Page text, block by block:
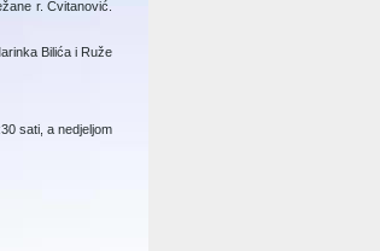
r. Cvitanović.
Bilića i Ruže
sati, a nedjeljom